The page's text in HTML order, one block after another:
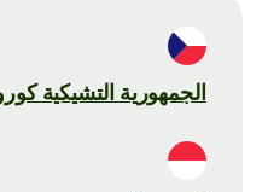
الجمهورية التشيكية كورونا